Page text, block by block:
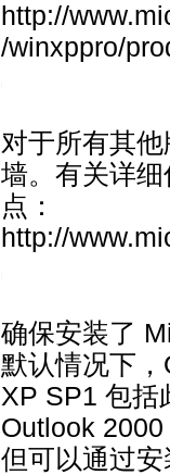
http://
/winxppro/
对于所有其
墙。有关详
点：
http://
确保安装了
默认情况下
XP SP1 包括
Outlook
但可以通过